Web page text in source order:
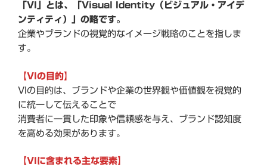
「VI」とは、「Visual Identity（ビジュアル・アイデ
ンティティ）」の略です。
企業やブランドの視覚的なイメージ戦略のことを指しま
す。
【VIの目的】
VIの目的は、ブランドや企業の世界観や価値観を視覚的
に統一して伝えることで
消費者に一貫した印象や信頼感を与え、ブランド認知度
を高める効果があります。
【VIに含まれる主な要素】